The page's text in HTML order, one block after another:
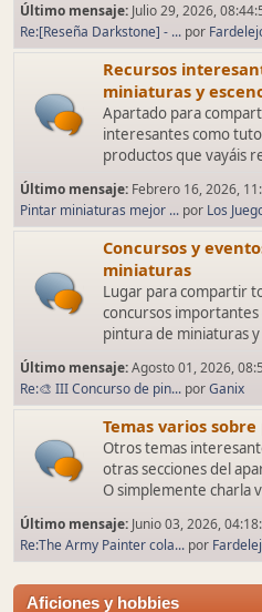
Último mensaje: Julio 29, 2026,
Re:[Reseña Darkstone] - ... por
Recursos
miniaturas y
Apartado para
interesantes como
productos que vayáis
Último mensaje: Febrero 16, 2026,
Pintar miniaturas mejor ... por Los
Concursos y
miniaturas
Lugar para compartir
concursos
pintura de miniaturas
Último mensaje:Agosto 01, 2026,
Re:🎨 III Concurso de pin... porGanix
Temas varios
Otros temas
otras secciones del
O simplemente charla
Último mensaje: Junio 03, 2026,
Re:The Army Painter cola... por
Aficiones y hobbies